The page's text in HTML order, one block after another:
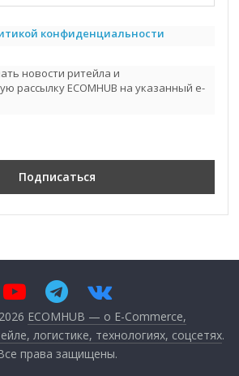
конфиденциальности
новости ритейла и
рассылку ECOMHUB на указанный e-
ECOMHUB — о E-Commerce,
логистике, технологиях, соцсетях.
права защищены.